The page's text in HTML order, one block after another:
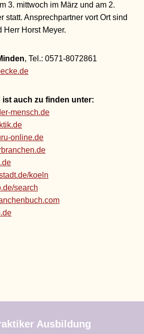
3. mittwoch im März und am 2.
statt. Ansprechpartner vort Ort sind
Herr Horst Meyer.
, Tel.: 0571-8072861
ist auch zu finden unter:
mensch.de
online.de
koeln
search
Ausbildung